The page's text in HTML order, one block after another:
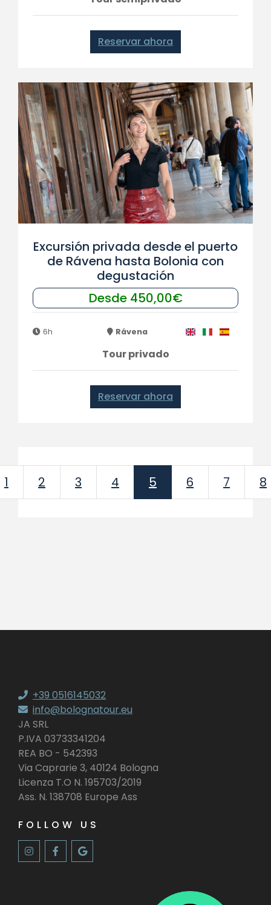
Reservar ahora
Excursión privada desde el puerto
de Rávena hasta Bolonia con
degustación
Desde 450,00€
6h Rávena
Tour privado
Reservar ahora
1 2 3 4 5 6 7 8
+39 0516145032
info@bolognatour.eu
JA SRL
P.IVA 03733341204
REA BO - 542393
Via Caprarie 3, 40124 Bologna
Licenza T.O N. 195703/2019
Ass. N. 138708 Europe Ass
FOLLOW US